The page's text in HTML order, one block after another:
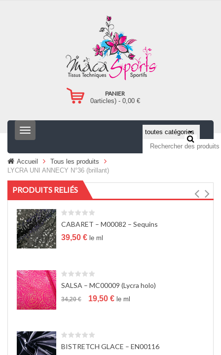
PANIER
0articles) - 0,00 €
T
o
l
e
a
v
i
g
a
t
i
Accueil
Tous les produits
LYCRA UNI ANNECY N°36 (brillant)
PRODUITS RELIÉS
CABARET – M00082 – Sequins
39,50 € le ml
SALSA – MC00009 (Lycra holo)
34,20€
Le
34,20 €.
19,50 €Lele ml
BISTRETCH GLACE – EN00116